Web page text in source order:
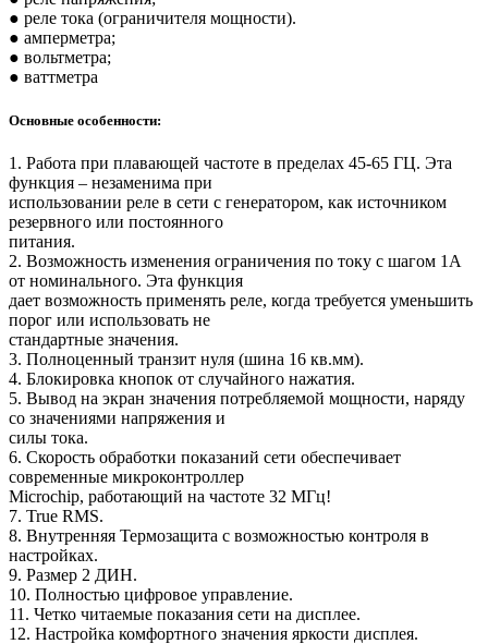
● реле тока (ограничителя мощности).
● амперметра;
● вольтметра;
● ваттметра
Основные особенности:
1. Работа при плавающей частоте в пределах 45-65 ГЦ. Эта
функция – незаменима при
использовании реле в сети с генератором, как источником
резервного или постоянного
питания.
2. Возможность изменения ограничения по току с шагом 1А
от номинального. Эта функция
дает возможность применять реле, когда требуется уменьшить
порог или использовать не
стандартные значения.
3. Полноценный транзит нуля (шина 16 кв.мм).
4. Блокировка кнопок от случайного нажатия.
5. Вывод на экран значения потребляемой мощности, наряду
со значениями напряжения и
силы тока.
6. Скорость обработки показаний сети обеспечивает
современные микроконтроллер
Microchip, работающий на частоте 32 МГц!
7. True RMS.
8. Внутренняя Термозащита с возможностью контроля в
настройках.
9. Размер 2 ДИН.
10. Полностью цифровое управление.
11. Четко читаемые показания сети на дисплее.
12. Настройка комфортного значения яркости дисплея.